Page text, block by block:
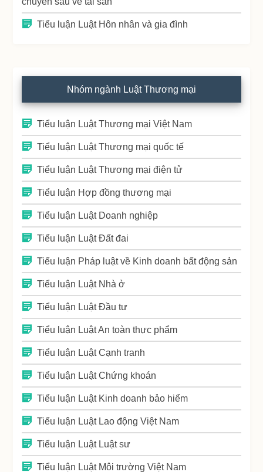
Tiểu luận Luật Hôn nhân và gia đình
Nhóm ngành Luật Thương mại
Tiểu luận Luật Thương mại Việt Nam
Tiểu luận Luật Thương mại quốc tế
Tiểu luận Luật Thương mại điện tử
Tiểu luận Hợp đồng thương mại
Tiểu luận Luật Doanh nghiệp
Tiểu luận Luật Đất đai
Tiểu luận Pháp luật về Kinh doanh bất động sản
Tiểu luận Luật Nhà ở
Tiểu luận Luật Đầu tư
Tiểu luận Luật An toàn thực phẩm
Tiểu luận Luật Cạnh tranh
Tiểu luận Luật Chứng khoán
Tiểu luận Luật Kinh doanh bảo hiểm
Tiểu luận Luật Lao động Việt Nam
Tiểu luận Luật Luật sư
Tiểu luận Luật Môi trường Việt Nam